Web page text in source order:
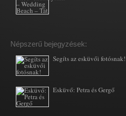
Népszerű bejegyzések:
Segíts az esküvői fotósnak!
Esküvő: Petra és Gergő